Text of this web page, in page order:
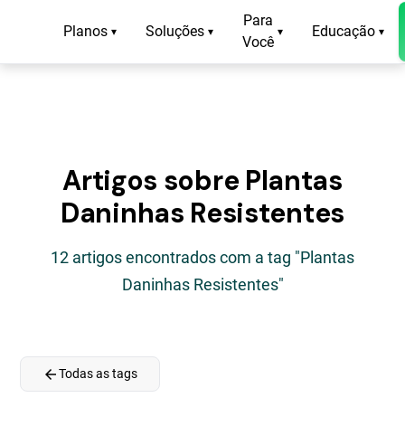
Planos ▾ Soluções ▾
Para
Você
▾ Educação ▾
Artigos sobre Plantas
Daninhas Resistentes
12 artigos encontrados com a tag "Plantas
Daninhas Resistentes"
arrow_backTodas as tags